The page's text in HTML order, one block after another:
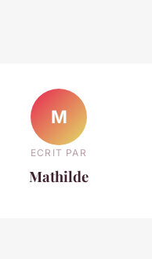
M
ECRIT PAR
Mathilde